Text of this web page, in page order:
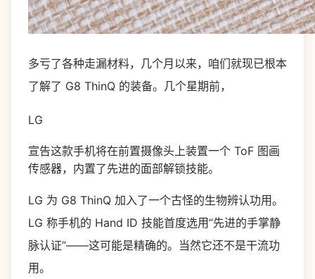
多亏了各种走漏材料，几个月以来，咱们就现已根本
了解了 G8 ThinQ 的装备。几个星期前，
LG
宣告这款手机将在前置摄像头上装置一个 ToF 图画
传感器，内置了先进的面部解锁技能。
LG 为 G8 ThinQ 加入了一个古怪的生物辨认功用。
LG 称手机的 Hand ID 技能首度选用“先进的手掌静
脉认证”——这可能是精确的。当然它还不是干流功
用。